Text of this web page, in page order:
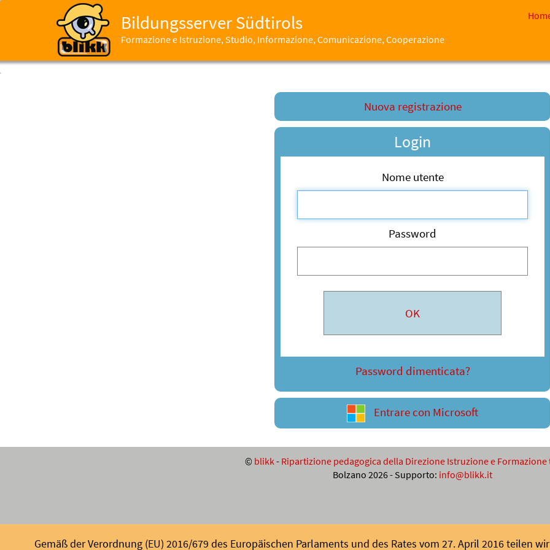
Bildungsserver Südtirols
Formazione e Istruzione, Studio, Informazione, Comunicazione, Cooperazione
Nuova registrazione
Login
Nome utente
Password
Password dimenticata?
Entrare con Microsoft
© blikk- Ripartizione pedagogica della Direzione Istruzione e Formazione
Bolzano 2026 - Supporto: info@blikk.it
Gemäß der Verordnung (EU) 2016/679 des Europäischen Parlaments und des Rates vom 27. April 2016 teilen